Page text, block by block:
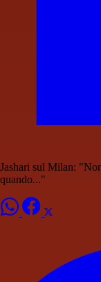
Jashari sul Milan:
quando..."